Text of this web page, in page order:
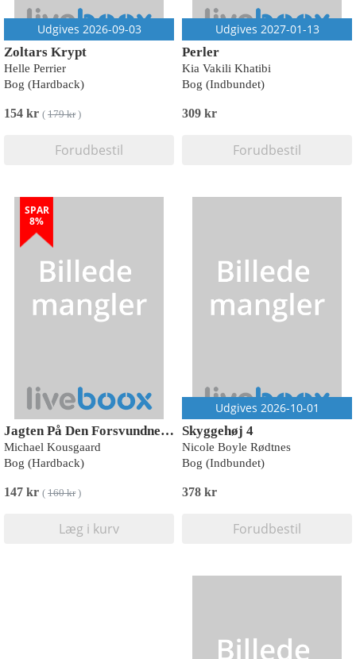
Udgives 2026-09-03
Zoltars Krypt
Helle Perrier
Bog (Hardback)
154 kr ( 179 kr)
Forudbestil
Udgives 2027-01-13
Perler
Kia Vakili Khatibi
Bog (Indbundet)
309 kr
Forudbestil
SPAR
8%
Jagten På Den Forsvundne Tid
Michael Kousgaard
Bog (Hardback)
147 kr ( 160 kr)
Læg i kurv
Udgives 2026-10-01
Skyggehøj 4
Nicole Boyle Rødtnes
Bog (Indbundet)
378 kr
Forudbestil